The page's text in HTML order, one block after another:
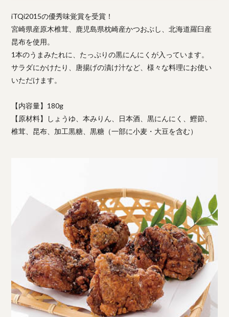
iTQi2015の優秀味覚賞を受賞！
宮崎県産原木椎茸、鹿児島県枕崎産かつおぶし、北海道羅臼産
昆布を使用。
1本のうまみたれに、たっぷりの黒にんにくが入っています。
サラダにかけたり、唐揚げの漬け汁など、様々な料理にお使い
いただけます。
【内容量】180g
【原材料】しょうゆ、本みりん、日本酒、黒にんにく、鰹節、
椎茸、昆布、加工黒糖、黒糖（一部に小麦・大豆を含む）